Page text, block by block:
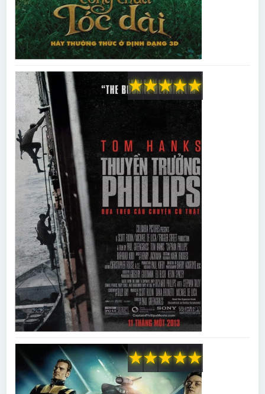
★
★
★
★
★
★
★
★
★
★